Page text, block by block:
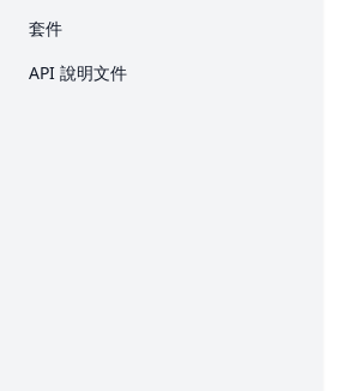
錯誤處理
日誌
通知
套件開發
套件
Breeze
API 說明文件